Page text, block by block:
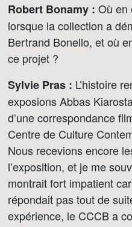
Robert Bonamy : Où en
lorsque la collection a
Bertrand Bonello, et où
ce projet ?
Sylvie Pras : L’histoire
exposions Abbas
d’une correspondance
Centre de Culture
Nous recevions encore
l’exposition, et je me
montrait fort impatient
répondait pas tout de
expérience, le CCCB a